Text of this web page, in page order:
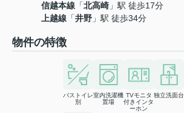
信越本線 「北高崎 」駅 徒歩17分
上越線 「井野 」駅 徒歩34分
物件の特徴
バストイレ
別
室内洗濯機
置場
TVモニタ
付きインタ
ーホン
独立洗面台